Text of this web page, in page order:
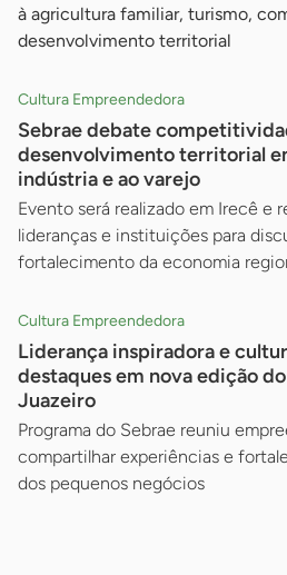
à agricultura familiar, turismo,
desenvolvimento territorial
Cultura Empreendedora
Sebrae debate
desenvolvimento territorial
indústria e ao varejo
Evento será realizado em Irecê e
lideranças e instituições para
fortalecimento da economia
Cultura Empreendedora
Liderança inspiradora e
destaques em nova edição
Juazeiro
Programa do Sebrae reuniu
compartilhar experiências e
dos pequenos negócios